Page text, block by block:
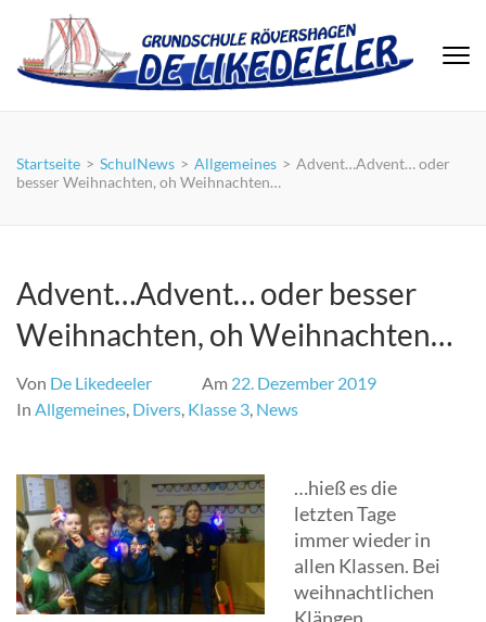
Inhalt
springen
(Eingabetaste
Startseite > SchulNews > Allgemeines > Advent…Advent… oder
besser Weihnachten, oh Weihnachten…
Advent…Advent… oder besser
Weihnachten, oh Weihnachten…
Von De Likedeeler Am 22. Dezember 2019
In Allgemeines, Divers, Klasse 3, News
…hieß es die
letzten Tage
immer wieder in
allen Klassen. Bei
weihnachtlichen